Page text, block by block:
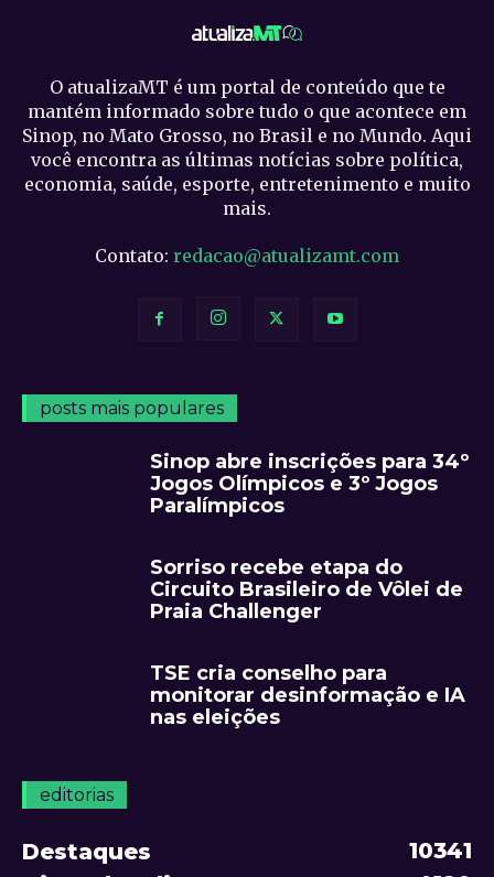
O atualizaMT é um portal de conteúdo que te
mantém informado sobre tudo o que acontece em
Sinop, no Mato Grosso, no Brasil e no Mundo. Aqui
você encontra as últimas notícias sobre política,
economia, saúde, esporte, entretenimento e muito
mais.
Contato: redacao@atualizamt.com
posts mais populares
Sinop abre inscrições para 34º
Jogos Olímpicos e 3º Jogos
Paralímpicos
Sorriso recebe etapa do
Circuito Brasileiro de Vôlei de
Praia Challenger
TSE cria conselho para
monitorar desinformação e IA
nas eleições
editorias
Destaques
10341